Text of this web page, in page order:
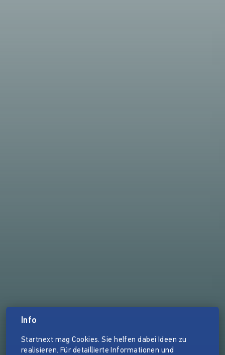
Info
Startnext mag Cookies. Sie helfen dabei Ideen zu
realisieren. Für detaillierte Informationen und